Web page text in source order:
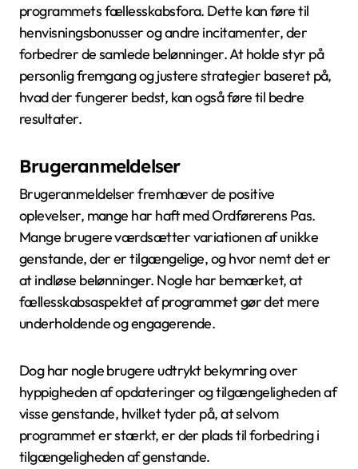
programmets fællesskabsfora. Dette kan føre til
henvisningsbonusser og andre incitamenter, der
forbedrer de samlede belønninger. At holde styr på
personlig fremgang og justere strategier baseret på,
hvad der fungerer bedst, kan også føre til bedre
resultater.
Brugeranmeldelser
Brugeranmeldelser fremhæver de positive
oplevelser, mange har haft med Ordførerens Pas.
Mange brugere værdsætter variationen af unikke
genstande, der er tilgængelige, og hvor nemt det er
at indløse belønninger. Nogle har bemærket, at
fællesskabsaspektet af programmet gør det mere
underholdende og engagerende.
Dog har nogle brugere udtrykt bekymring over
hyppigheden af opdateringer og tilgængeligheden af
visse genstande, hvilket tyder på, at selvom
programmet er stærkt, er der plads til forbedring i
tilgængeligheden af genstande.